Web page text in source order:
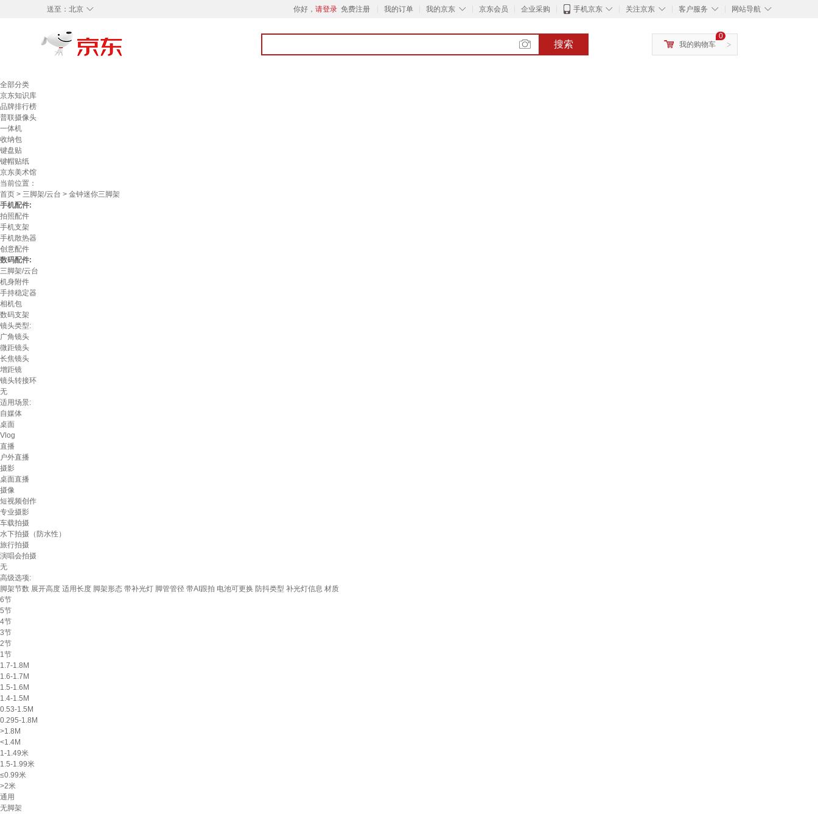
◇
送至： 北京 你好， 请登录 免费注册 我的订单 ◇
我的京东 京东会员 企业采购 ◇
手机京东 ◇
关注京东 ◇
客户服务 ◇
网站导航
搜索 >
0
我的购物车
全部分类
京东知识库
品牌排行榜
普联摄像头
一体机
收纳包
键盘贴
键帽贴纸
京东美术馆
当前位置：
首页 > 三脚架/云台 > 金钟迷你三脚架
手机配件:
拍照配件
手机支架
手机散热器
创意配件
数码配件:
三脚架/云台
机身附件
手持稳定器
相机包
数码支架
镜头类型:
广角镜头
微距镜头
长焦镜头
增距镜
镜头转接环
无
适用场景:
自媒体
桌面
Vlog
直播
户外直播
摄影
桌面直播
摄像
短视频创作
专业摄影
车载拍摄
水下拍摄（防水性）
旅行拍摄
演唱会拍摄
无
高级选项:
脚架节数 展开高度 适用长度 脚架形态 带补光灯 脚管管径 带AI跟拍 电池可更换 防抖类型 补光灯信息 材质
6节
5节
4节
3节
2节
1节
1.7-1.8M
1.6-1.7M
1.5-1.6M
1.4-1.5M
0.53-1.5M
0.295-1.8M
>1.8M
<1.4M
1-1.49米
1.5-1.99米
≤0.99米
>2米
通用
无脚架